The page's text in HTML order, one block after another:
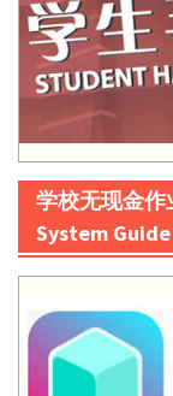
学校无现金作
System Guide